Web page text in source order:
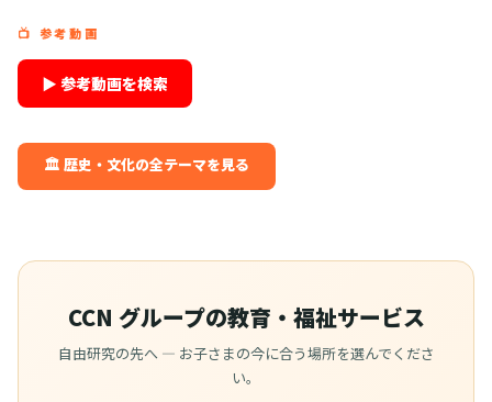
📺 参考動画
▶ 参考動画を検索
🏛️ 歴史・文化の全テーマを見る
CCN グループの教育・福祉サービス
自由研究の先へ — お子さまの今に合う場所を選んでくださ
い。